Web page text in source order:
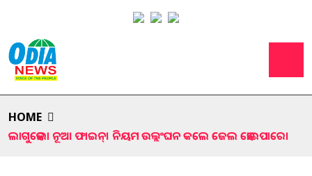
HOME
ଲାଗୁହେଲା ନୂଆ ଫାଇନ୍। ନିୟମ ଉଲ୍ଲଂଘନ କଲେ ଜେଲ ହୋଇପାରେ।